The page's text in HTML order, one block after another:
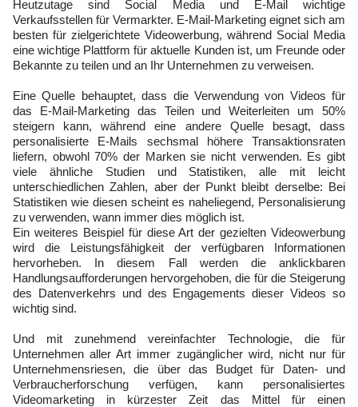
Heutzutage sind Social Media und E-Mail wichtige
Verkaufsstellen für Vermarkter. E-Mail-Marketing eignet sich am
besten für zielgerichtete Videowerbung, während Social Media
eine wichtige Plattform für aktuelle Kunden ist, um Freunde oder
Bekannte zu teilen und an Ihr Unternehmen zu verweisen.
Eine Quelle behauptet, dass die Verwendung von Videos für
das E-Mail-Marketing das Teilen und Weiterleiten um 50%
steigern kann, während eine andere Quelle besagt, dass
personalisierte E-Mails sechsmal höhere Transaktionsraten
liefern, obwohl 70% der Marken sie nicht verwenden. Es gibt
viele ähnliche Studien und Statistiken, alle mit leicht
unterschiedlichen Zahlen, aber der Punkt bleibt derselbe: Bei
Statistiken wie diesen scheint es naheliegend, Personalisierung
zu verwenden, wann immer dies möglich ist.
Ein weiteres Beispiel für diese Art der gezielten Videowerbung
wird die Leistungsfähigkeit der verfügbaren Informationen
hervorheben. In diesem Fall werden die anklickbaren
Handlungsaufforderungen hervorgehoben, die für die Steigerung
des Datenverkehrs und des Engagements dieser Videos so
wichtig sind.
Und mit zunehmend vereinfachter Technologie, die für
Unternehmen aller Art immer zugänglicher wird, nicht nur für
Unternehmensriesen, die über das Budget für Daten- und
Verbraucherforschung verfügen, kann personalisiertes
Videomarketing in kürzester Zeit das Mittel für einen